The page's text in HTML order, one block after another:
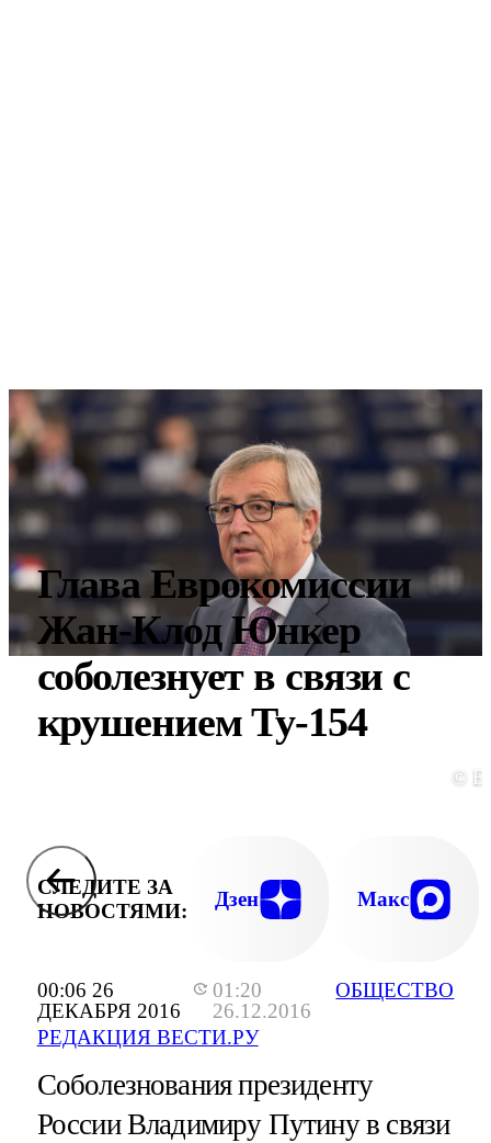
00:06 26
ДЕКАБРЯ 2016
01:20
26.12.2016
РЕДАКЦИЯ ВЕСТИ.РУ
ОБЩЕСТВО
Глава Еврокомиссии
Жан-Клод Юнкер
соболезнует в связи с
крушением Ту-154
©
СЛЕДИТЕ ЗА
НОВОСТЯМИ:
Дзен Макс
Соболезнования президенту
России Владимиру Путину в связи